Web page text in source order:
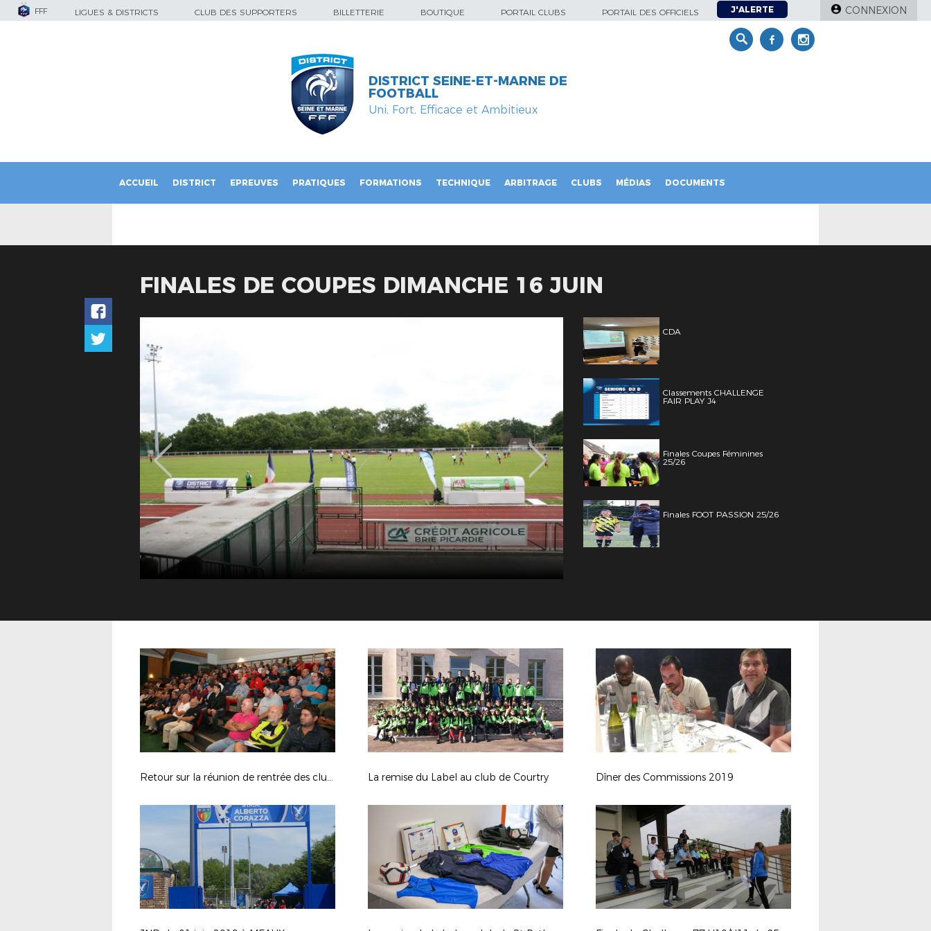
FFF LIGUES & DISTRICTS CLUB DES SUPPORTERS BILLETTERIE BOUTIQUE PORTAIL CLUBS PORTAIL DES OFFICIELS J'ALERTE CONNEXION
DISTRICT SEINE-ET-MARNE DE
FOOTBALL
Uni, Fort, Efficace et Ambitieux
ACCUEIL DISTRICT EPREUVES PRATIQUES FORMATIONS TECHNIQUE ARBITRAGE CLUBS MÉDIAS DOCUMENTS
FINALES DE COUPES DIMANCHE 16 JUIN
CDA
Classements CHALLENGE
FAIR PLAY J4
Finales Coupes Féminines
25/26
Finales FOOT PASSION 25/26
Retour sur la réunion de rentrée des clubs La remise du Label au club de Courtry Dîner des Commissions 2019